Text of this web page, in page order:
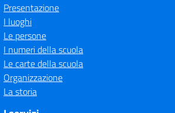
Presentazione
I luoghi
Le persone
I numeri della scuola
Le carte della scuola
Organizzazione
La storia